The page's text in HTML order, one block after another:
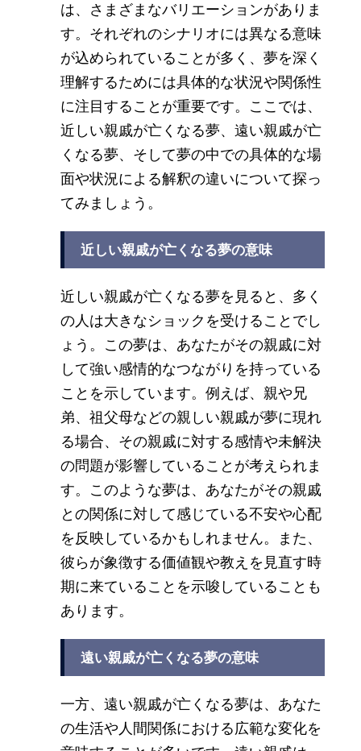
は、さまざまなバリエーションがありま
す。それぞれのシナリオには異なる意味
が込められていることが多く、夢を深く
理解するためには具体的な状況や関係性
に注目することが重要です。ここでは、
近しい親戚が亡くなる夢、遠い親戚が亡
くなる夢、そして夢の中での具体的な場
面や状況による解釈の違いについて探っ
てみましょう。
近しい親戚が亡くなる夢の意味
近しい親戚が亡くなる夢を見ると、多く
の人は大きなショックを受けることでし
ょう。この夢は、あなたがその親戚に対
して強い感情的なつながりを持っている
ことを示しています。例えば、親や兄
弟、祖父母などの親しい親戚が夢に現れ
る場合、その親戚に対する感情や未解決
の問題が影響していることが考えられま
す。このような夢は、あなたがその親戚
との関係に対して感じている不安や心配
を反映しているかもしれません。また、
彼らが象徴する価値観や教えを見直す時
期に来ていることを示唆していることも
あります。
遠い親戚が亡くなる夢の意味
一方、遠い親戚が亡くなる夢は、あなた
の生活や人間関係における広範な変化を